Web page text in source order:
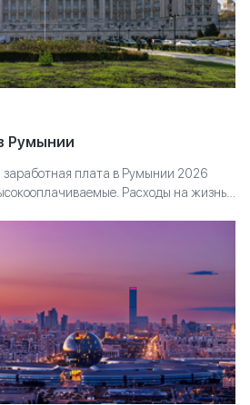
Румынии
плата в Румынии 2026
Расходы на жизнь в